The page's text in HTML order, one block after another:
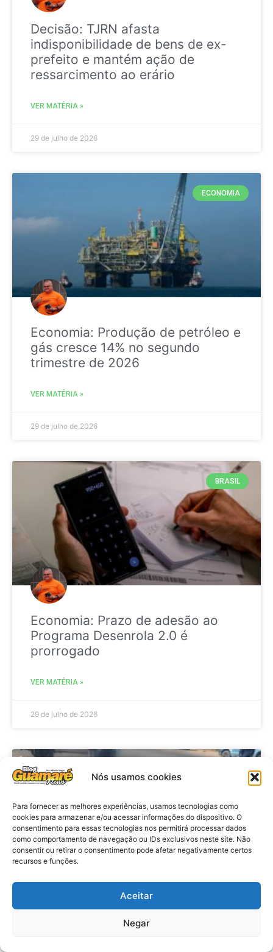
Nós usamos cookies
Para fornecer as melhores experiências, usamos tecnologias como
cookies para armazenar e/ou acessar informações do dispositivo. O
consentimento para essas tecnologias nos permitirá processar dados
como comportamento de navegação ou IDs exclusivos neste site. Não
consentir ou retirar o consentimento pode afetar negativamente certos
recursos e funções.
Aceitar
Negar
Decisão: TJRN afasta
indisponibilidade de bens de ex-
prefeito e mantém ação de
ressarcimento ao erário
VER MATÉRIA »
29 de julho de 2026
ECONOMIA
Economia: Produção de petróleo e
gás cresce 14% no segundo
trimestre de 2026
VER MATÉRIA »
29 de julho de 2026
BRASIL
Economia: Prazo de adesão ao
Programa Desenrola 2.0 é
prorrogado
VER MATÉRIA »
29 de julho de 2026
Acidente: A caminho do trabalho
professora se envolve em